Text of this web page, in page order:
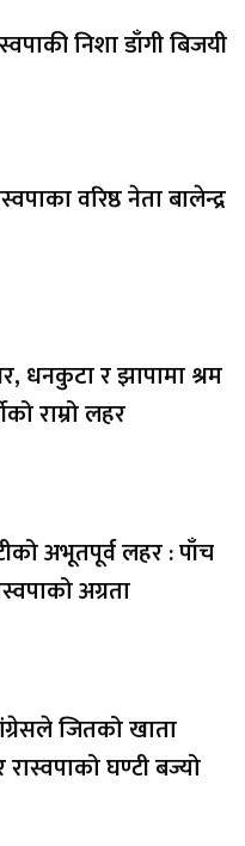
निशा डाँगी बिजयी
वरिष्ठ नेता बालेन्द्र
धनकुटा र झापामा श्रम
राम्रो लहर
अभूतपूर्व लहर : पाँच
अग्रता
जितको खाता
घण्टी बज्यो